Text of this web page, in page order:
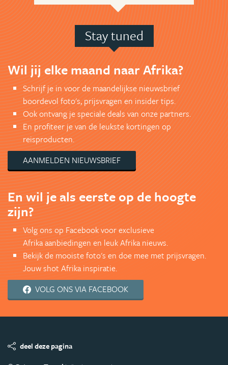
Stay tuned
Wil jij elke maand naar Afrika?
Schrijf je in voor de maandelijkse nieuwsbrief
boordevol foto's, prijsvragen en insider tips.
Ook ontvang je speciale deals van onze partners.
En profiteer je van de leukste kortingen op
reisproducten.
AANMELDEN NIEUWSBRIEF
En wil je als eerste op de hoogte
zijn?
Volg ons op Facebook voor exclusieve
Afrika aanbiedingen en leuk Afrika nieuws.
Bekijk de mooiste foto's en doe mee met prijsvragen.
Jouw shot Afrika inspiratie.
VOLG ONS VIA FACEBOOK
deel deze pagina